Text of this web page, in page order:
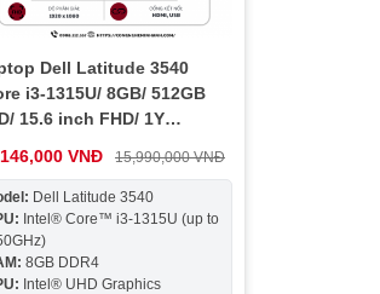
Dell Latitude 3540
i3-1315U/ 8GB/ 512GB
15.6 inch FHD/ 1Y
VNĐ 15,990,000 VNĐ
Dell Latitude 3540
Intel® Core™ i3-1315U (up to
8GB DDR4
Intel® UHD Graphics